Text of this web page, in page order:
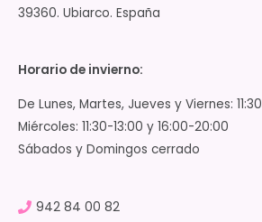
39360. Ubiarco. España
Horario de invierno:
De Lunes, Martes, Jueves y Viernes:
Miércoles: 11:30-13:00 y 16:00-20:00
Sábados y Domingos cerrado
942 84 00 82